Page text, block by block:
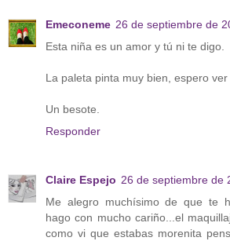
Emeconeme 26 de septiembre de
Esta niña es un amor y tú ni te digo.
La paleta pinta muy bien, espero ver
Un besote.
Responder
Claire Espejo 26 de septiembre de
Me alegro muchísimo de que te
hago con mucho cariño...el
como vi que estabas morenita